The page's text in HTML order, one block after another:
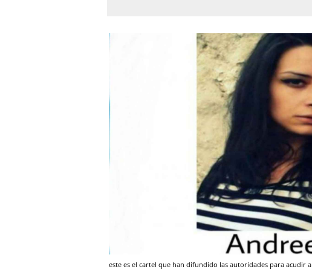
este es el cartel que han difundido las autoridades para